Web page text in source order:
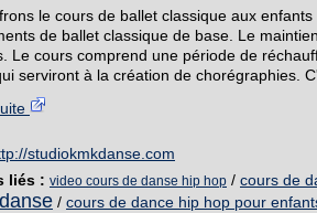
le cours de ballet classique aux
de ballet classique de base. Le
Le cours comprend une période de
serviront à la création de chorégraphies.
studiokmkdanse.com
liés : video cours de danse hip hop / cours de
/ cours de dance hip hop pour